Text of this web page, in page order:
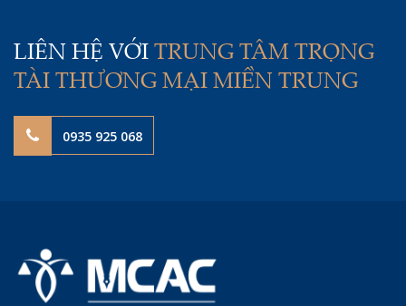
LIÊN HỆ VỚI TRUNG TÂM TRỌNG
TÀI THƯƠNG MẠI MIỀN TRUNG
0935 925 068